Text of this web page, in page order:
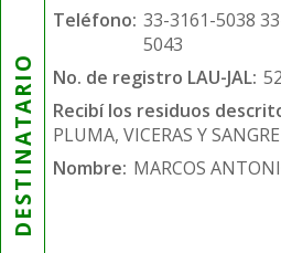
DESTINATARIO
Teléfono: 33-3161-5038
5043
No. de registro LAU-JAL:
Recibí los residuos
PLUMA, VICERAS Y SANGRE
Nombre: MARCOS